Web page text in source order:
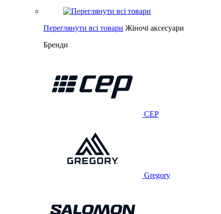
Переглянути всі товари Жіночі аксесуари
Бренди
CEP
Gregory